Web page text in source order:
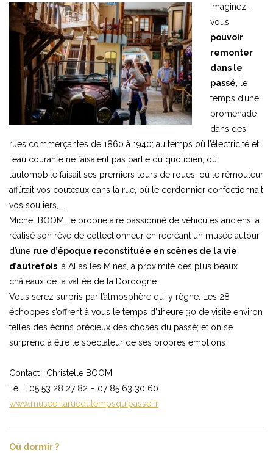
Imaginez-
vous
pouvoir
remonter
dans le
passé, le
temps d’une
promenade
dans des
rues commerçantes de 1860 à 1940; au temps où l’électricité et
l’eau courante ne faisaient pas partie du quotidien, où
l’automobile faisait ses premiers tours de roues, où le rémouleur
affûtait vos couteaux dans la rue, où le cordonnier confectionnait
vos souliers,….
Michel BOOM, le propriétaire passionné de véhicules anciens, a
réalisé son rêve de collectionneur en recréant un musée autour
d’une rue d’époque reconstituée en scènes de la vie
d’autrefois, à Allas les Mines, à proximité des plus beaux
châteaux de la vallée de la Dordogne.
Vous serez surpris par l’atmosphère qui y règne. Les 28
échoppes s’offrent à vous le temps d’1heure 30 de visite environ
telles des écrins précieux des choses du passé; et on se
surprend à être le spectateur de ses propres émotions !
Contact : Christelle BOOM
Tél. : 05 53 28 27 82 – 07 85 63 30 60
www.musee-laruedutempsquipasse.fr
Où dormir ?